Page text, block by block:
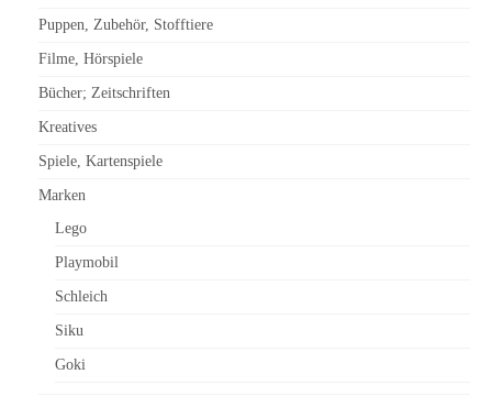
Puppen, Zubehör, Stofftiere
Filme, Hörspiele
Bücher; Zeitschriften
Kreatives
Spiele, Kartenspiele
Marken
Lego
Playmobil
Schleich
Siku
Goki